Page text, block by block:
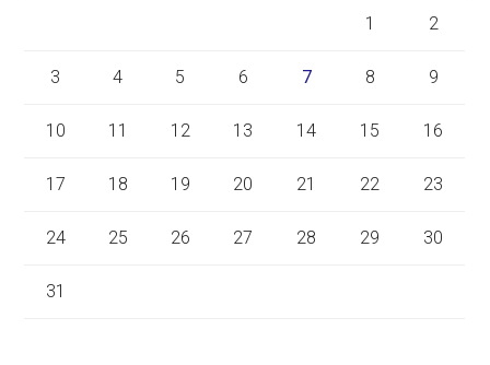
1 2
3 4 5 6 7 8 9
10 11 12 13 14 15 16
17 18 19 20 21 22 23
24 25 26 27 28 29 30
31